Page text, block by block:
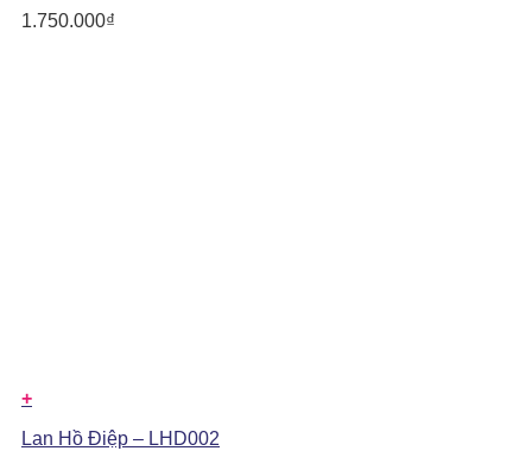
1.750.000₫
+
Lan Hồ Điệp – LHD002